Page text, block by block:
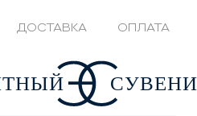
ДОСТАВКА ОПЛАТА